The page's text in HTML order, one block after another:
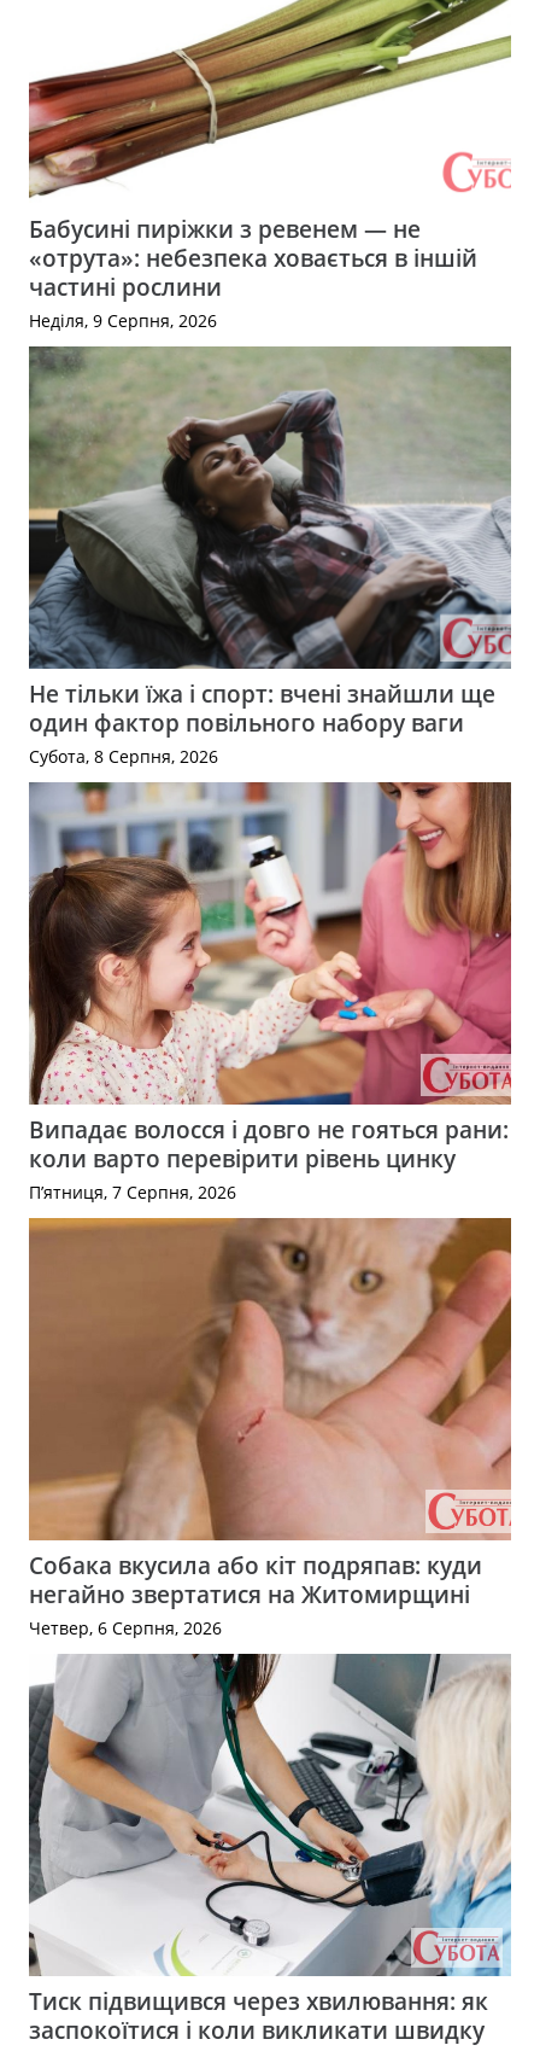
Бабусині пиріжки з ревенем — не
«отрута»: небезпека ховається в іншій
частині рослини
Неділя, 9 Серпня, 2026
Не тільки їжа і спорт: вчені знайшли ще
один фактор повільного набору ваги
Субота, 8 Серпня, 2026
Випадає волосся і довго не гояться рани:
коли варто перевірити рівень цинку
П’ятниця, 7 Серпня, 2026
Собака вкусила або кіт подряпав: куди
негайно звертатися на Житомирщині
Четвер, 6 Серпня, 2026
Тиск підвищився через хвилювання: як
заспокоїтися і коли викликати швидку